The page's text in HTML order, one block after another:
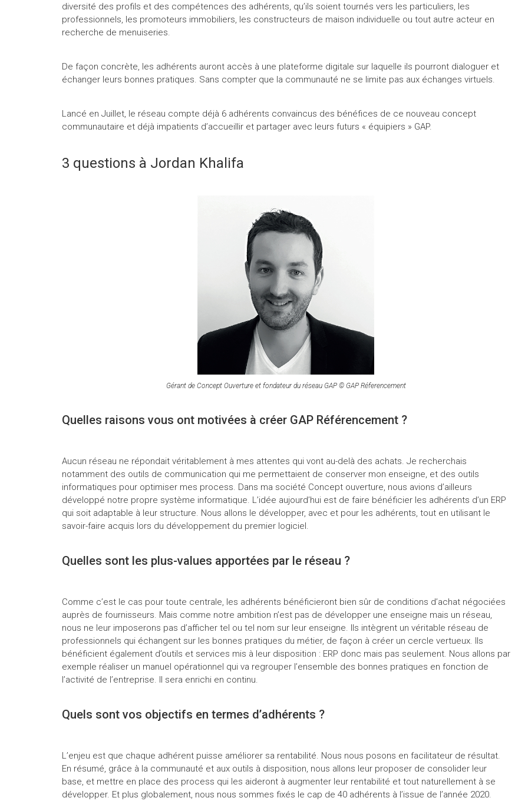
diversité des profils et des compétences des adhérents, qu’ils soient tournés vers les particuliers, les
professionnels, les promoteurs immobiliers, les constructeurs de maison individuelle ou tout autre acteur en
recherche de menuiseries.
De façon concrète, les adhérents auront accès à une plateforme digitale sur laquelle ils pourront dialoguer et
échanger leurs bonnes pratiques. Sans compter que la communauté ne se limite pas aux échanges virtuels.
Lancé en Juillet, le réseau compte déjà 6 adhérents convaincus des bénéfices de ce nouveau concept
communautaire et déjà impatients d’accueillir et partager avec leurs futurs « équipiers » GAP.
3 questions à Jordan Khalifa
Gérant de Concept Ouverture et fondateur du réseau GAP © GAP Réferencement
Quelles raisons vous ont motivées à créer GAP Référencement ?
Aucun réseau ne répondait véritablement à mes attentes qui vont au-delà des achats. Je recherchais
notamment des outils de communication qui me permettaient de conserver mon enseigne, et des outils
informatiques pour optimiser mes process. Dans ma société Concept ouverture, nous avions d’ailleurs
développé notre propre système informatique. L’idée aujourd’hui est de faire bénéficier les adhérents d’un ERP
qui soit adaptable à leur structure. Nous allons le développer, avec et pour les adhérents, tout en utilisant le
savoir-faire acquis lors du développement du premier logiciel.
Quelles sont les plus-values apportées par le réseau ?
Comme c’est le cas pour toute centrale, les adhérents bénéficieront bien sûr de conditions d’achat négociées
auprès de fournisseurs. Mais comme notre ambition n’est pas de développer une enseigne mais un réseau,
nous ne leur imposerons pas d’afficher tel ou tel nom sur leur enseigne. Ils intègrent un véritable réseau de
professionnels qui échangent sur les bonnes pratiques du métier, de façon à créer un cercle vertueux. Ils
bénéficient également d’outils et services mis à leur disposition : ERP donc mais pas seulement. Nous allons par
exemple réaliser un manuel opérationnel qui va regrouper l’ensemble des bonnes pratiques en fonction de
l’activité de l’entreprise. Il sera enrichi en continu.
Quels sont vos objectifs en termes d’adhérents ?
L’enjeu est que chaque adhérent puisse améliorer sa rentabilité. Nous nous posons en facilitateur de résultat.
En résumé, grâce à la communauté et aux outils à disposition, nous allons leur proposer de consolider leur
base, et mettre en place des process qui les aideront à augmenter leur rentabilité et tout naturellement à se
développer. Et plus globalement, nous nous sommes fixés le cap de 40 adhérents à l’issue de l’année 2020.